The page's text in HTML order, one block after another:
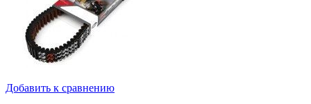
Добавить к сравнению